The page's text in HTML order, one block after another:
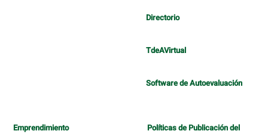
Directorio
TdeAVirtual
Software de Autoevaluación
Emprendimiento Políticas de Publicación del